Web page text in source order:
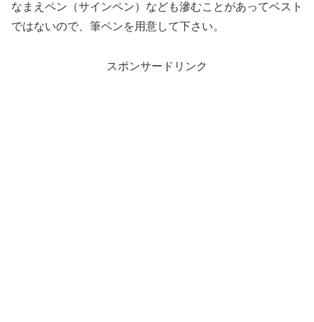
なまえペン（サインペン）なども滲むことがあってベスト
ではないので、筆ペンを用意して下さい。
スポンサードリンク